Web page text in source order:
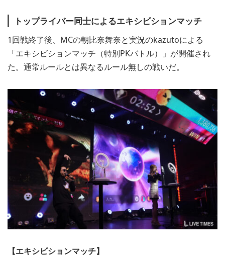
トップライバー同士によるエキシビションマッチ
1回戦終了後、MCの朝比奈舞奈と実況のkazutoによる
「エキシビションマッチ（特別PKバトル）」が開催され
た。通常ルールとは異なるルール無しの戦いだ。
【エキシビションマッチ】